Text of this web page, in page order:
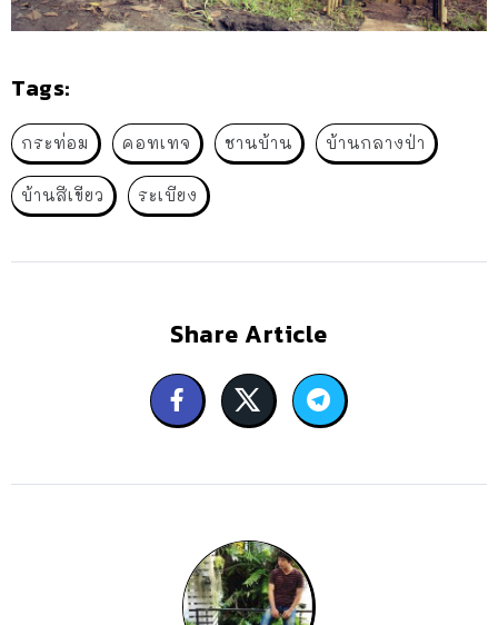
Tags:
กระท่อม คอทเทจ ชานบ้าน บ้านกลางป่า
บ้านสีเขียว ระเบียง
Share Article